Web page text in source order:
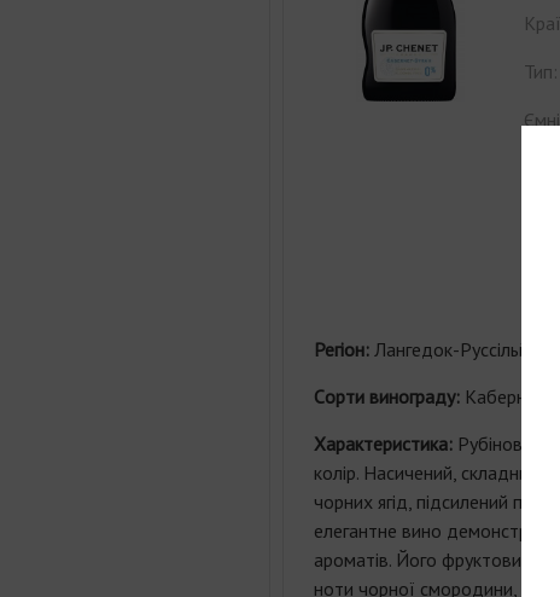
Тип:
Регіон: Лангедок-Руссільйон.
Cорти винограду: Каберне і
Характеристика: Рубіновий,
колір. Насичений, складний
чорних ягід, підсилений
елегантне вино демонструє
ароматів. Його фруктовий і
ноти чорної смородини,